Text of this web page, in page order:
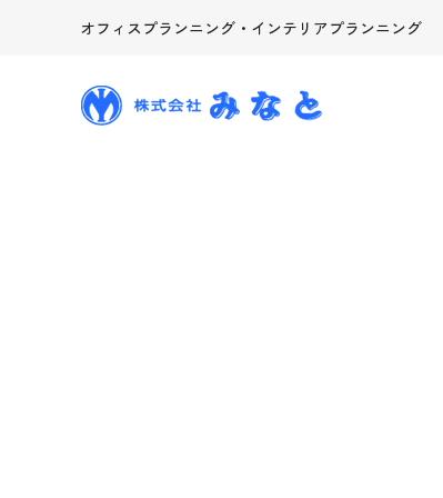
オフィスプランニング・インテリアプランニング